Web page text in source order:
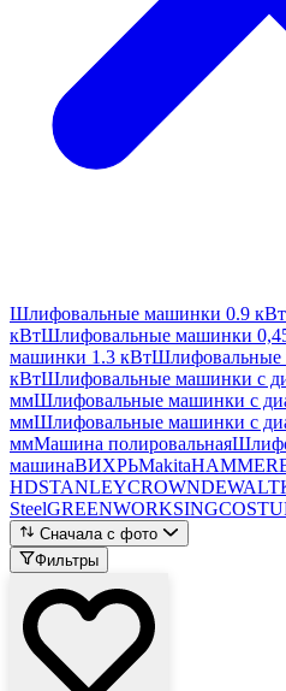
Шлифовальные машинки 0.9 кВт
кВтШлифовальные машинки
машинки 1.3 кВтШлифовальные
кВтШлифовальные машинки с
ммШлифовальные машинки с
ммШлифовальные машинки с
ммМашина полировальная
машинаВИХРЬMakitaHAMMER
HDSTANLEYCROWNDEWALT
SteelGREENWORKSINGCO
Сначала с фото
Фильтры